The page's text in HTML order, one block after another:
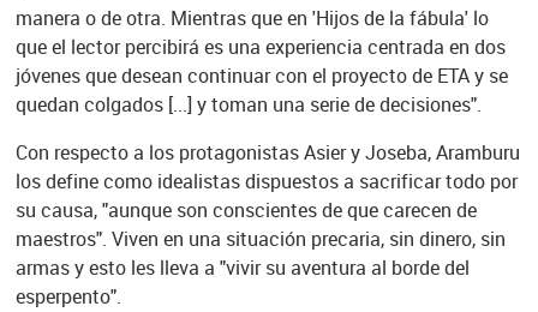
manera o de otra. Mientras que en 'Hijos de la fábula' lo
que el lector percibirá es una experiencia centrada en dos
jóvenes que desean continuar con el proyecto de ETA y se
quedan colgados [...] y toman una serie de decisiones".
Con respecto a los protagonistas Asier y Joseba, Aramburu
los define como idealistas dispuestos a sacrificar todo por
su causa, "aunque son conscientes de que carecen de
maestros". Viven en una situación precaria, sin dinero, sin
armas y esto les lleva a "vivir su aventura al borde del
esperpento".